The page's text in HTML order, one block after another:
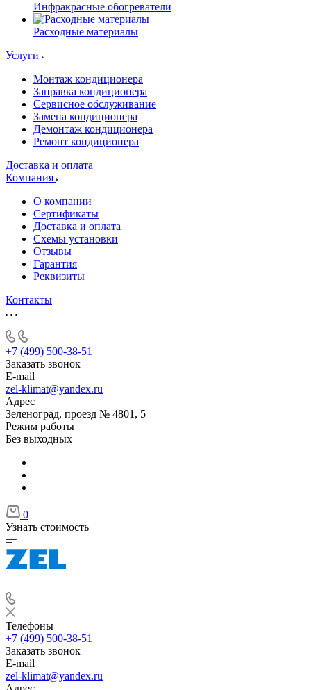
Инфракрасные обогреватели
Расходные материалы
Услуги
Монтаж кондиционера
Заправка кондиционера
Сервисное обслуживание
Замена кондиционера
Демонтаж кондиционера
Ремонт кондиционера
Доставка и оплата
Компания
О компании
Сертификаты
Доставка и оплата
Схемы установки
Отзывы
Гарантия
Реквизиты
Контакты
+7 (499) 500-38-51
Заказать звонок
E-mail
zel-klimat@yandex.ru
Адрес
Зеленоград, проезд № 4801, 5
Режим работы
Без выходных
0
Узнать стоимость
Телефоны
+7 (499) 500-38-51
Заказать звонок
E-mail
zel-klimat@yandex.ru